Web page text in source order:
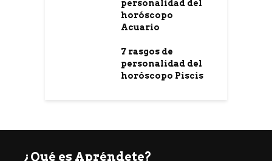
personalidad del
horóscopo
Acuario
7 rasgos de
personalidad del
horóscopo Piscis
¿Qué es Apréndete?